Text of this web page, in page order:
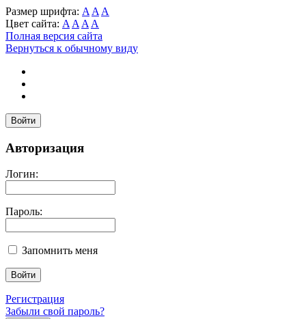
Размер шрифта: A A A
Цвет сайта: A A A A
Полная версия сайта
Вернуться к обычному виду
Войти
Авторизация
Логин:
Пароль:
Запомнить меня
Регистрация
Забыли свой пароль?